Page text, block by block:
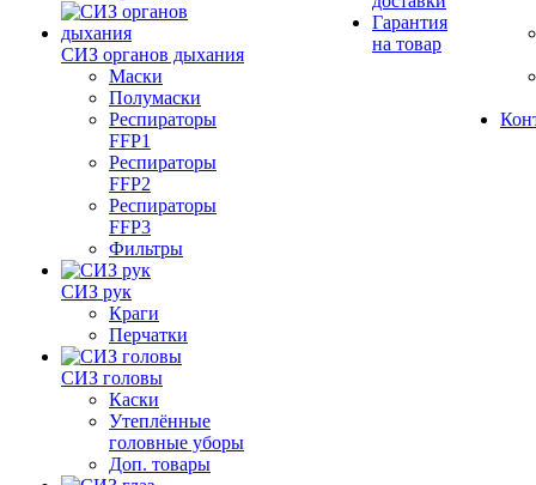
СИЗ органов дыхания
Маски
Полумаски
Респираторы
FFP1
Респираторы
FFP2
Респираторы
FFP3
Фильтры
СИЗ рук
Краги
Перчатки
СИЗ головы
Каски
Утеплённые
головные уборы
Доп. товары
Гарантия
на товар